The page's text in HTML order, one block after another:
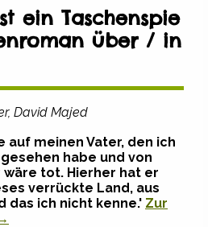
ein Taschenspie
über / in
David Majed
auf meinen Vater, den ich
habe und von
tot. Hierher hat er
verrückte Land, aus
das ich nicht kenne.' Zur